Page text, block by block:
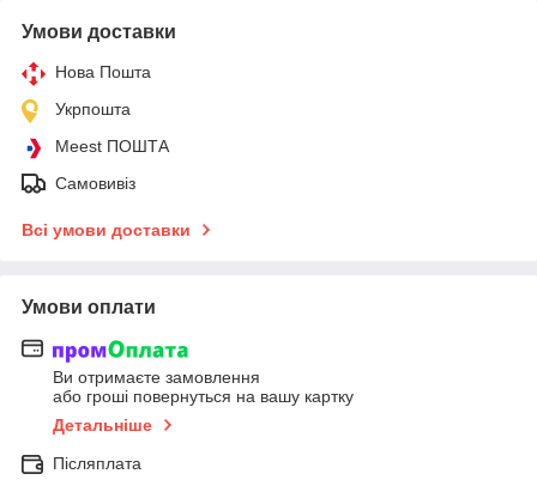
Умови доставки
Нова Пошта
Укрпошта
Meest ПОШТА
Самовивіз
Всі умови доставки
Умови оплати
Ви отримаєте замовлення
або гроші повернуться на вашу картку
Детальніше
Післяплата